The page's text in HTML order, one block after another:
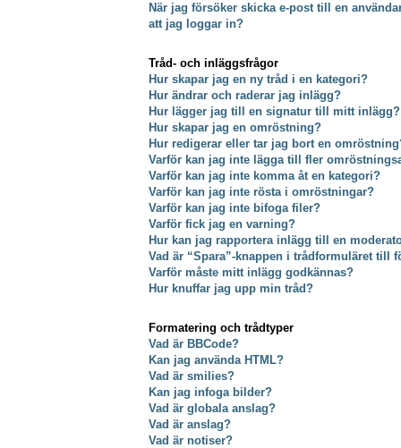
När jag försöker skicka e-post till en
att jag loggar in?
Tråd- och inläggsfrågor
Hur skapar jag en ny tråd i en kategori?
Hur ändrar och raderar jag inlägg?
Hur lägger jag till en signatur till mitt inlägg?
Hur skapar jag en omröstning?
Hur redigerar eller tar jag bort en
Varför kan jag inte lägga till fler
Varför kan jag inte komma åt en kategori?
Varför kan jag inte rösta i omröstningar?
Varför kan jag inte bifoga filer?
Varför fick jag en varning?
Hur kan jag rapportera inlägg till en
Vad är “Spara”-knappen i trådformuläret till
Varför måste mitt inlägg godkännas?
Hur knuffar jag upp min tråd?
Formatering och trådtyper
Vad är BBCode?
Kan jag använda HTML?
Vad är smilies?
Kan jag infoga bilder?
Vad är globala anslag?
Vad är anslag?
Vad är notiser?